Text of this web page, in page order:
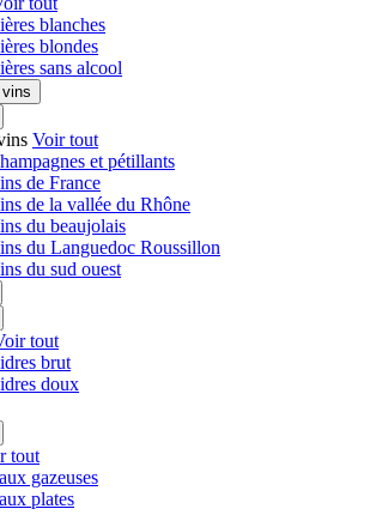
blanches
blondes
sans alcool
Voir tout
et pétillants
de France
de la vallée du Rhône
du beaujolais
du Languedoc Roussillon
du sud ouest
tout
brut
doux
tout
gazeuses
plates